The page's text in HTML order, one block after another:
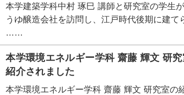
本学建築学科中村 琢巳 講師と研究室の学生
うゆ醸造会社を訪問し、江戸時代後期に建
……
本学環境エネルギー学科 齋藤 輝文 研
紹介されました
本学環境エネルギー学科 齋藤 輝文 研究室の